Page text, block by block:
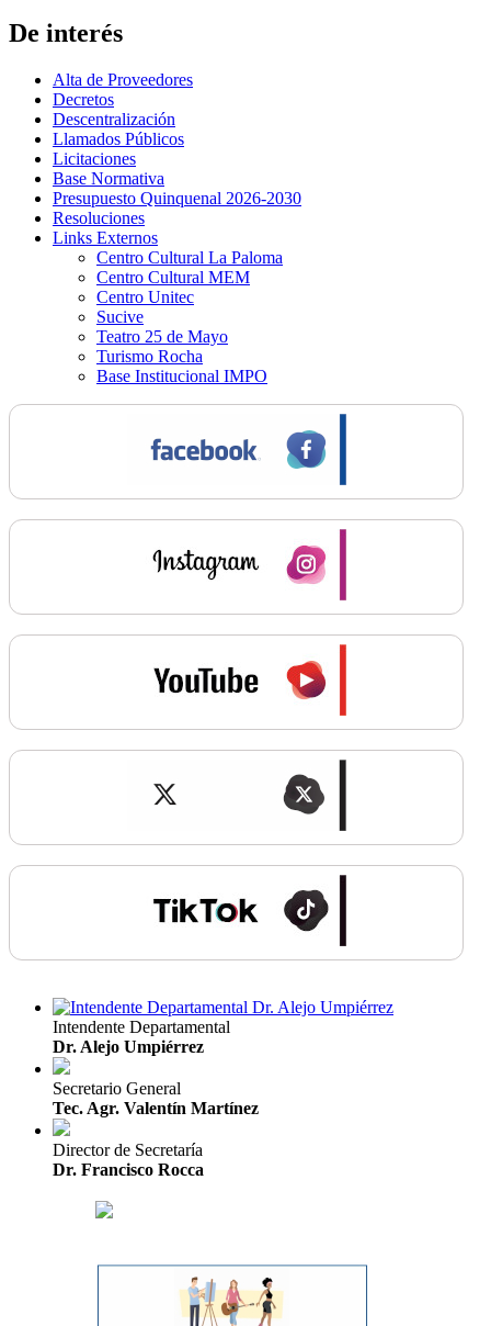
De interés
Alta de Proveedores
Decretos
Descentralización
Llamados Públicos
Licitaciones
Base Normativa
Presupuesto Quinquenal 2026-2030
Resoluciones
Links Externos
Centro Cultural La Paloma
Centro Cultural MEM
Centro Unitec
Sucive
Teatro 25 de Mayo
Turismo Rocha
Base Institucional IMPO
Intendente Departamental
Dr. Alejo Umpiérrez
Secretario General
Tec. Agr. Valentín Martínez
Director de Secretaría
Dr. Francisco Rocca